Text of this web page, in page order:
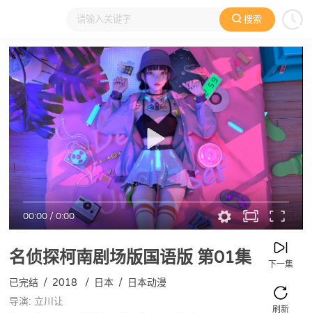
搜索
大家在看 日本动漫 国产动漫 欧美动漫 动漫电影
00:00/0:00
名侦探柯南剧场版国语版第01集 下一集
刷新
已完结 / 2018 / 日本 / 日本动漫
导演: 立川让